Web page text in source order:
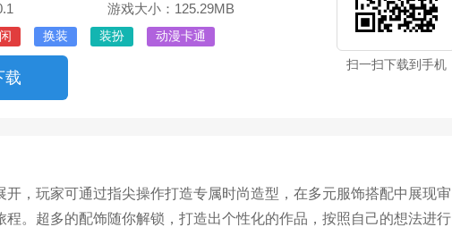
游戏大小：125.29MB
换装 装扮 动漫卡通
载
扫一扫下载到手机
，玩家可通过指尖操作打造专属时尚造型，在多元服饰搭配中展现审
。超多的配饰随你解锁，打造出个性化的作品，按照自己的想法进行